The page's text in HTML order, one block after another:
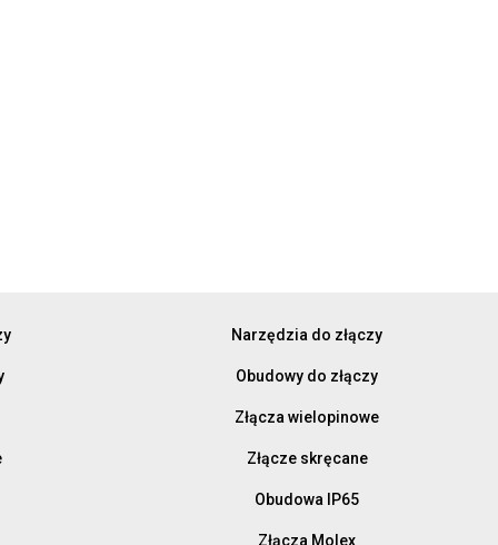
Narzędzia do złączy
Obudowy do złączy
Złącza wielopinowe
Złącze skręcane
Obudowa IP65
Złącza Molex